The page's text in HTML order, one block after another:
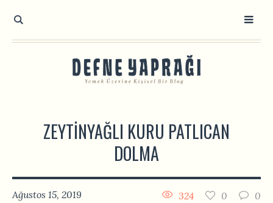
ZEYTINYAĞLI KURU PATLICAN
DOLMA
Ağustos 15, 2019 0
0
324